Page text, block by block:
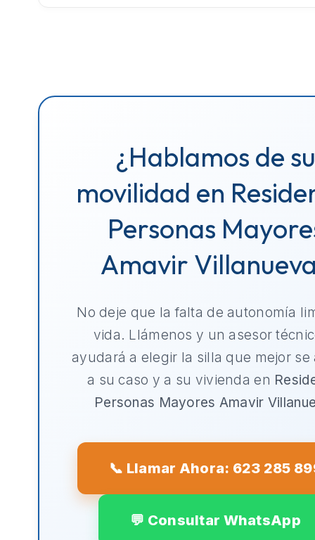
¿Hablamos de su
movilidad en
Personas
Amavir
No deje que la falta de autonomía
vida. Llámenos y un asesor
ayudará a elegir la silla que mejor se
a su caso y a su vivienda en
Personas Mayores Amavir
📞 Llamar Ahora: 623 285
💬 Consultar WhatsApp